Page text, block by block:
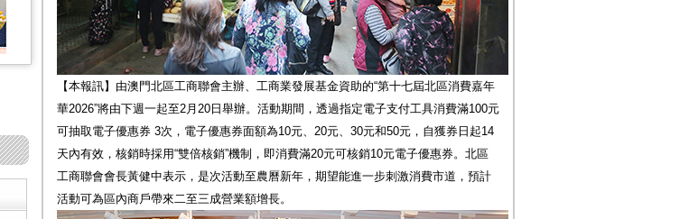
【本報訊】由澳門北區工商聯會主辦、工商業發展基金資助的“第十七屆北區消費嘉年
華2026”將由下週一起至2月20日舉辦。活動期間，透過指定電子支付工具消費滿100元
可抽取電子優惠券 3次，電子優惠券面額為10元、20元、30元和50元，自獲券日起14
天內有效，核銷時採用“雙倍核銷”機制，即消費滿20元可核銷10元電子優惠券。北區
工商聯會會長黃健中表示，是次活動至農曆新年，期望能進一步刺激消費市道，預計
活動可為區內商戶帶來二至三成營業額增長。